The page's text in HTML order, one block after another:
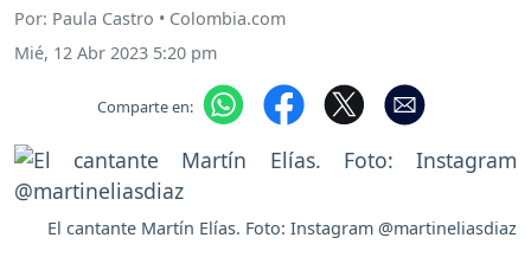
Por: Paula Castro • Colombia.com
Mié, 12 Abr 2023 5:20 pm
Comparte en:
El cantante Martín Elías. Foto: Instagram @martineliasdiaz